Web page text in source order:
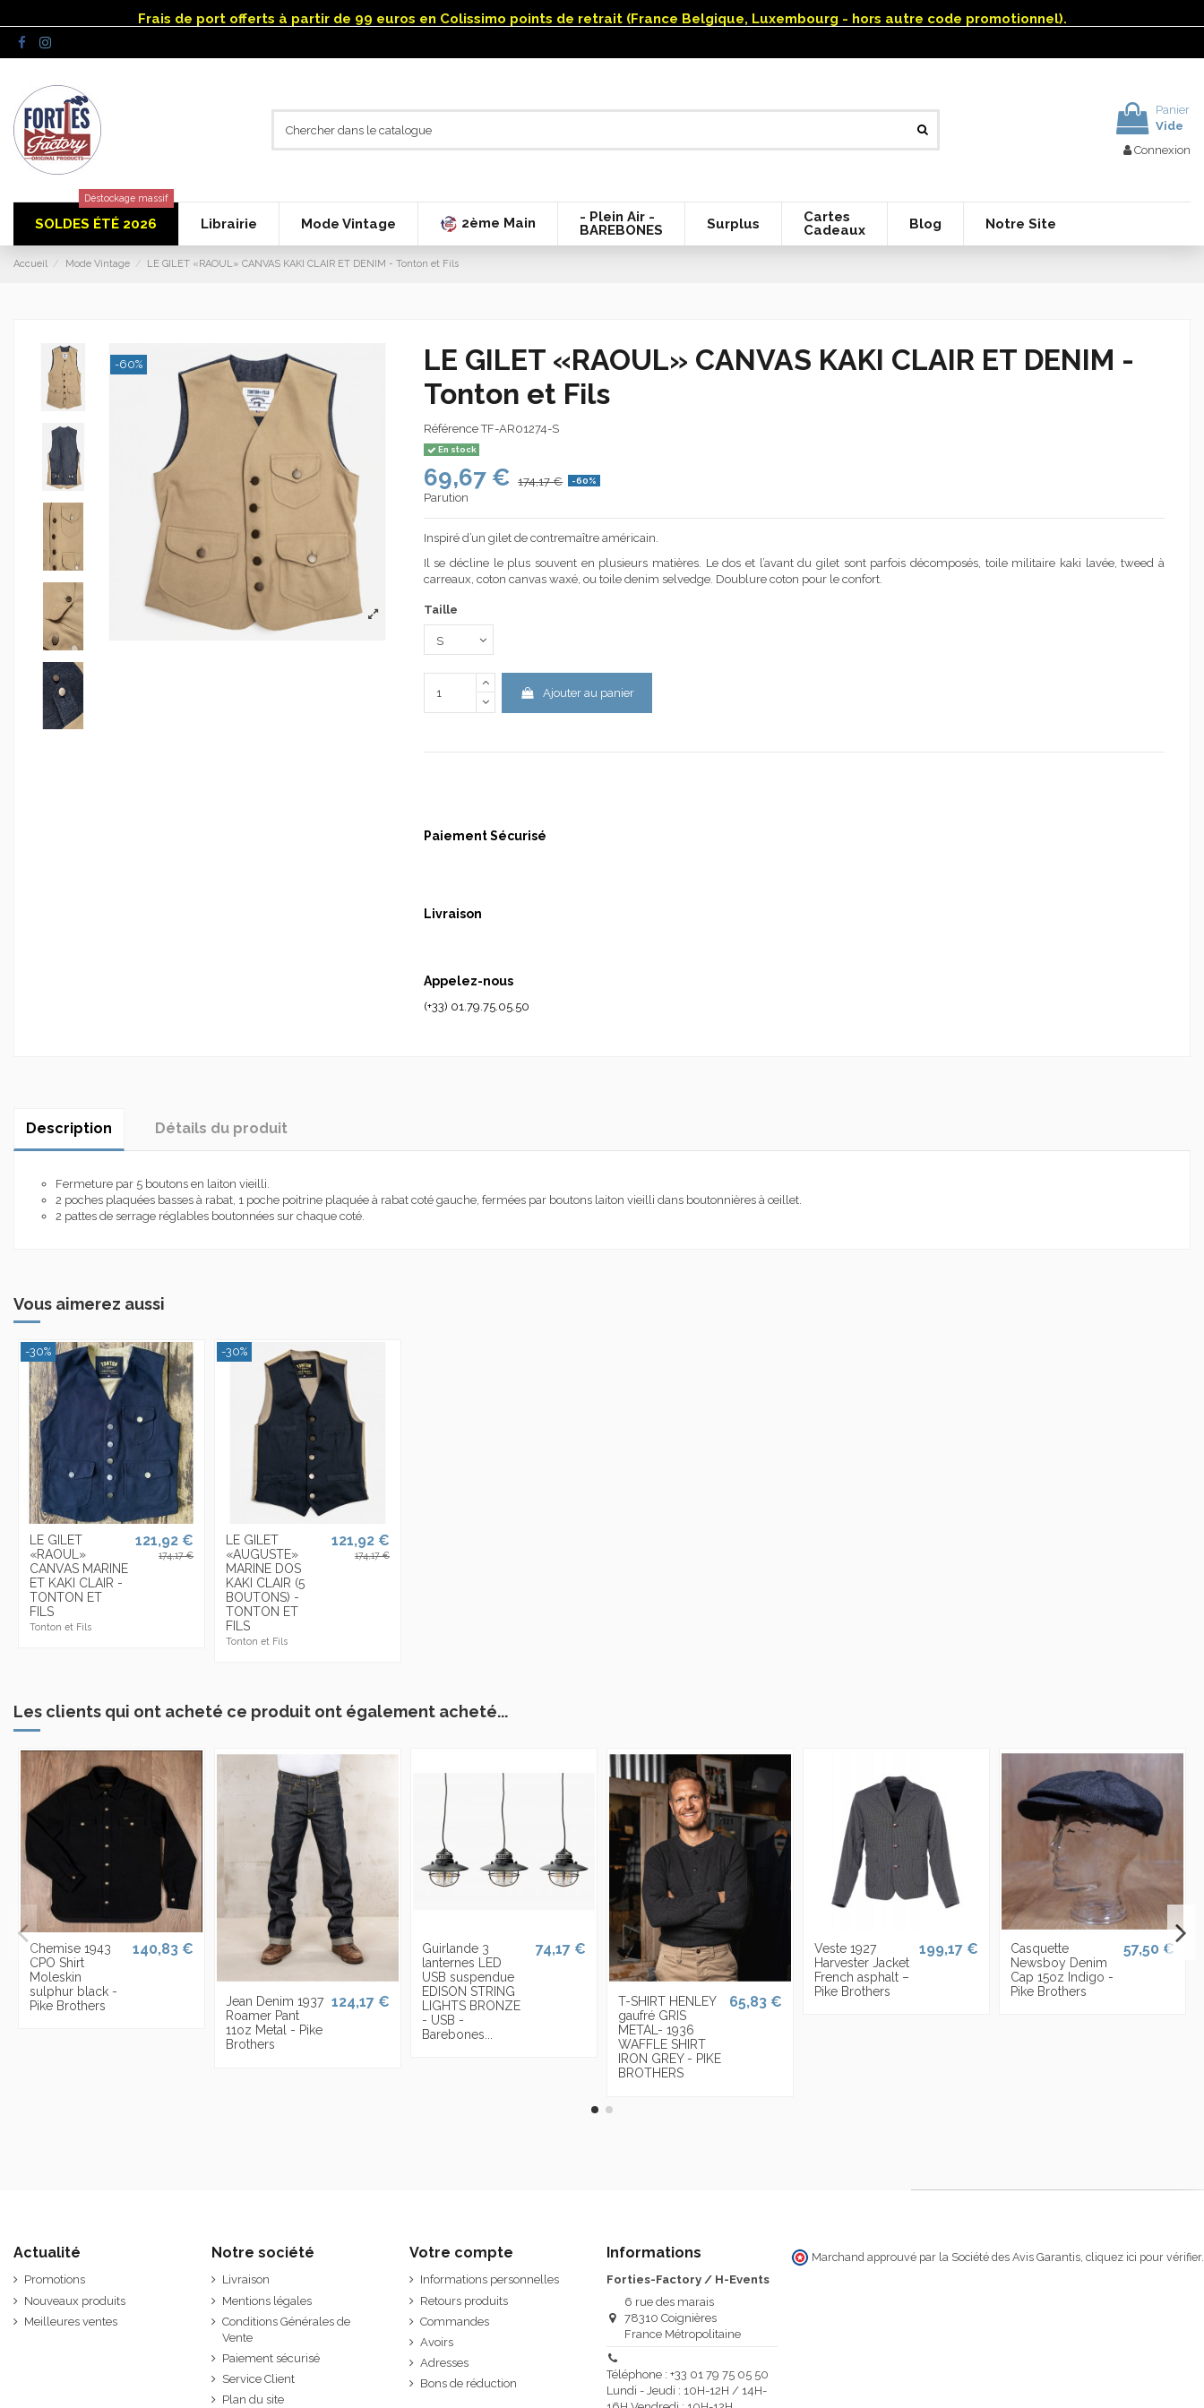
Frais de port offerts à partir de 99 euros en Colissimo points de retrait (France Belgique, Luxembourg - hors autre code promotionnel).
Panier
Vide
Connexion
SOLDES ÉTÉ 2026
Déstockage massif
Librairie Mode Vintage 2ème Main
- Plein Air -
BAREBONES
Surplus
Cartes
Cadeaux
Blog Notre Site
Accueil Mode Vintage LE GILET «RAOUL» CANVAS KAKI CLAIR ET DENIM - Tonton et Fils
-60%
LE GILET «RAOUL» CANVAS KAKI CLAIR ET DENIM -
Tonton et Fils
Référence TF-AR01274-S
En stock
69,67 € 174,17 € -60%
Parution
Inspiré d’un gilet de contremaître américain.
Il se décline le plus souvent en plusieurs matières. Le dos et l’avant du gilet sont parfois décomposés, toile militaire kaki lavée, tweed à
carreaux, coton canvas waxé, ou toile denim selvedge. Doublure coton pour le confort.
Taille
Ajouter au panier
Paiement Sécurisé
Livraison
Appelez-nous
(+33) 01.79.75.05.50
Description Détails du produit
Fermeture par 5 boutons en laiton vieilli.
2 poches plaquées basses à rabat, 1 poche poitrine plaquée à rabat coté gauche, fermées par boutons laiton vieilli dans boutonnières à œillet.
2 pattes de serrage réglables boutonnées sur chaque coté.
Vous aimerez aussi
-30%
LE GILET
«RAOUL»
CANVAS MARINE
ET KAKI CLAIR -
TONTON ET
FILS
Tonton et Fils
121,92 €
174,17 €
-30%
LE GILET
«AUGUSTE»
MARINE DOS
KAKI CLAIR (5
BOUTONS) -
TONTON ET
FILS
Tonton et Fils
121,92 €
174,17 €
Les clients qui ont acheté ce produit ont également acheté...
Chemise 1943
CPO Shirt
Moleskin
sulphur black -
Pike Brothers
140,83 €
Jean Denim 1937
Roamer Pant
11oz Metal - Pike
Brothers
124,17 €
Guirlande 3
lanternes LED
USB suspendue
EDISON STRING
LIGHTS BRONZE
- USB -
Barebones...
74,17 €
T-SHIRT HENLEY
gaufré GRIS
METAL- 1936
WAFFLE SHIRT
IRON GREY - PIKE
BROTHERS
65,83 €
Veste 1927
Harvester Jacket
French asphalt –
Pike Brothers
199,17 €
Casquette
Newsboy Denim
Cap 15oz Indigo -
Pike Brothers
57,50 €
Actualité
Promotions
Nouveaux produits
Meilleures ventes
Notre société
Livraison
Mentions légales
Conditions Générales de
Vente
Paiement sécurisé
Service Client
Plan du site
Votre compte
Informations personnelles
Retours produits
Commandes
Avoirs
Adresses
Bons de réduction
Informations
Forties-Factory / H-Events
6 rue des marais
78310 Coignières
France Métropolitaine
Téléphone : +33 01 79 75 05 50
Lundi - Jeudi : 10H-12H / 14H-
Marchand approuvé par la Société des Avis Garantis, cliquez ici pour vérifier.